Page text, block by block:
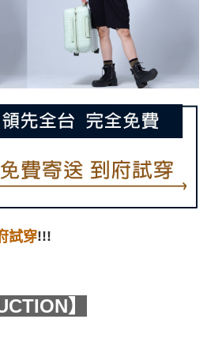
試穿!!!
】